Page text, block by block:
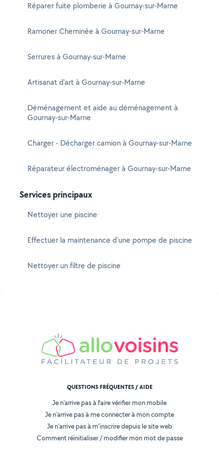
Réparer fuite plomberie à Gournay-sur-Marne
Ramoner Cheminée à Gournay-sur-Marne
Serrures à Gournay-sur-Marne
Artisanat d'art à Gournay-sur-Marne
Déménagement et aide au déménagement à
Gournay-sur-Marne
Charger - Décharger camion à Gournay-sur-Marne
Réparateur électroménager à Gournay-sur-Marne
Services principaux
Nettoyer une piscine
Effectuer la maintenance d'une pompe de piscine
Nettoyer un filtre de piscine
QUESTIONS FRÉQUENTES / AIDE
Je n'arrive pas à faire vérifier mon mobile
Je n'arrive pas à me connecter à mon compte
Je n'arrive pas à m'inscrire depuis le site web
Comment réinitialiser / modifier mon mot de passe